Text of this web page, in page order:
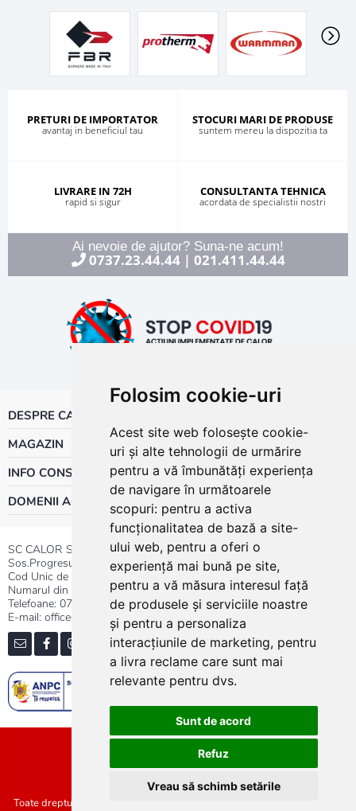
Folosim cookie-uri
Acest site web folosește cookie-
uri și alte tehnologii de urmărire
pentru a vă îmbunătăți experiența
de navigare în următoarele
scopuri: pentru a activa
funcționalitatea de bază a site-
ului web, pentru a oferi o
experiență mai bună pe site,
pentru a vă măsura interesul față
de produsele și serviciile noastre
și pentru a personaliza
interacțiunile de marketing, pentru
a livra reclame care sunt mai
relevante pentru dvs.
Sunt de acord
Refuz
Vreau să schimb setările
PRETURI DE IMPORTATOR
avantaj in beneficiul tau
STOCURI MARI DE PRODUSE
suntem mereu la dispozitia ta
LIVRARE IN 72H
rapid si sigur
CONSULTANTA TEHNICA
acordata de specialistii nostri
Ai nevoie de ajutor? Suna-ne acum!
0737.23.44.44| 021.411.44.44
DESPRE CALOR
MAGAZIN
INFO CONSUMATOR
DOMENII ACTIVITATE
SC CALOR SRL
Sos.Progresului nr.30-40, Sector 5, Bucuresti
Cod Unic de Inregistrare: RO 3004724
Numarul din Registrul Comertului:J40/13176/1991
Telefoane: 0737.23.44.44|021.411.44.44
E-mail: office@calor.ro
Toate drepturile rezervate SC Calor SRL :: Copyright 2021 :: Realizat de